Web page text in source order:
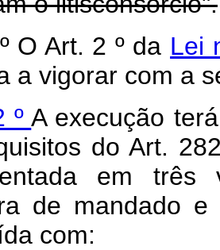
O Art. 2 º da Lei
a vigorar com a
ºA execução
do Art.
em
de mandado
com: